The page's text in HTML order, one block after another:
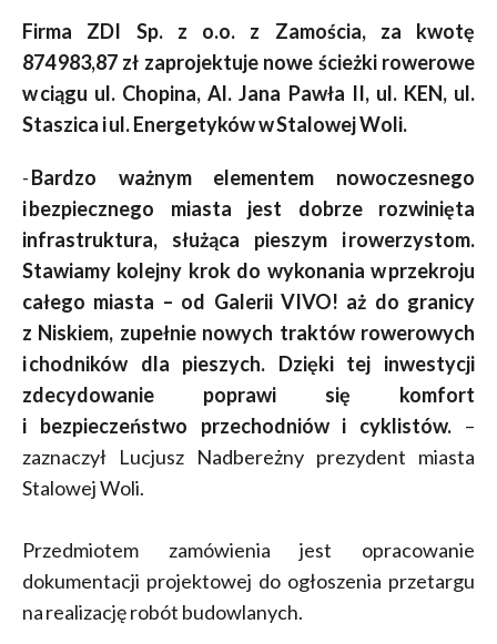
Firma ZDI Sp. z o.o. z Zamościa, za kwotę
874 983,87 zł zaprojektuje nowe ścieżki rowerowe
w ciągu ul. Chopina, Al. Jana Pawła II, ul. KEN, ul.
Staszica i ul. Energetyków w Stalowej Woli.
-Bardzo ważnym elementem nowoczesnego
i bezpiecznego miasta jest dobrze rozwinięta
infrastruktura, służąca pieszym i rowerzystom.
Stawiamy kolejny krok do wykonania w przekroju
całego miasta – od Galerii VIVO! aż do granicy
z Niskiem, zupełnie nowych traktów rowerowych
i chodników dla pieszych. Dzięki tej inwestycji
zdecydowanie poprawi się komfort
i bezpieczeństwo przechodniów i cyklistów. –
zaznaczył Lucjusz Nadbereżny prezydent miasta
Stalowej Woli.
Przedmiotem zamówienia jest opracowanie
dokumentacji projektowej do ogłoszenia przetargu
na realizację robót budowlanych.